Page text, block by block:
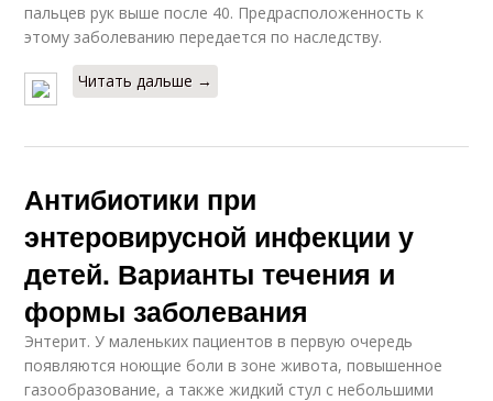
пальцев рук выше после 40. Предрасположенность к
этому заболеванию передается по наследству.
Читать дальше →
Антибиотики при
энтеровирусной инфекции у
детей. Варианты течения и
формы заболевания
Энтерит. У маленьких пациентов в первую очередь
появляются ноющие боли в зоне живота, повышенное
газообразование, а также жидкий стул с небольшими